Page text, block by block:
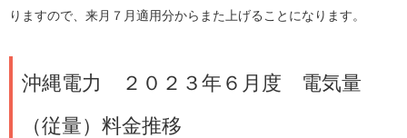
りますので、来月７月適用分からまた上げることになります。
沖縄電力 ２０２３年６月度 電気量
（従量）料金推移